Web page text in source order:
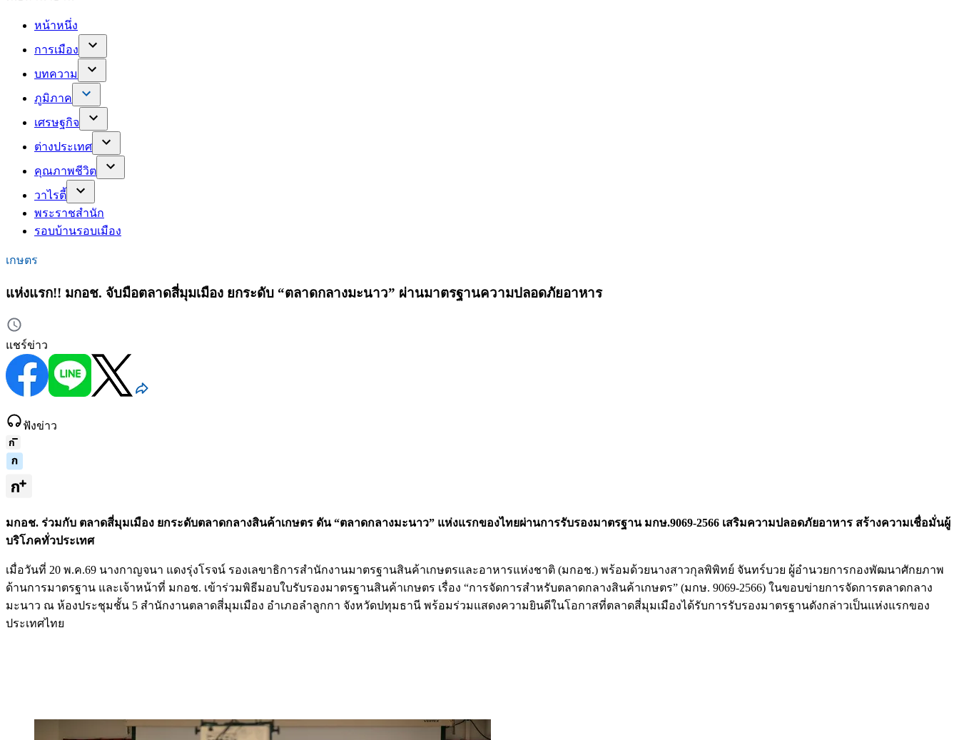
หน้าหนึ่ง
การเมือง
บทความ
ภูมิภาค
เศรษฐกิจ
ต่างประเทศ
คุณภาพชีวิต
วาไรตี้
พระราชสำนัก
รอบบ้านรอบเมือง
เกษตร
แห่งแรก!! มกอช. จับมือตลาดสี่มุมเมือง ยกระดับ “ตลาดกลางมะนาว” ผ่านมาตรฐานความปลอดภัยอาหาร
แชร์ข่าว
ฟังข่าว
มกอช. ร่วมกับ ตลาดสี่มุมเมือง ยกระดับตลาดกลางสินค้าเกษตร ดัน “ตลาดกลางมะนาว” แห่งแรกของไทยผ่านการรับรองมาตรฐาน มกษ.9069-2566 เสริมความปลอดภัยอาหาร สร้างความเชื่อมั่นผู้
บริโภคทั่วประเทศ
เมื่อวันที่ 20 พ.ค.69 นางกาญจนา แดงรุ่งโรจน์ รองเลขาธิการสำนักงานมาตรฐานสินค้าเกษตรและอาหารแห่งชาติ (มกอช.) พร้อมด้วยนางสาวกุลพิพิทย์ จันทร์บวย ผู้อำนวยการกองพัฒนาศักยภาพ
ด้านการมาตรฐาน และเจ้าหน้าที่ มกอช. เข้าร่วมพิธีมอบใบรับรองมาตรฐานสินค้าเกษตร เรื่อง “การจัดการสำหรับตลาดกลางสินค้าเกษตร” (มกษ. 9069-2566) ในขอบข่ายการจัดการตลาดกลาง
มะนาว ณ ห้องประชุมชั้น 5 สำนักงานตลาดสี่มุมเมือง อำเภอลำลูกกา จังหวัดปทุมธานี พร้อมร่วมแสดงความยินดีในโอกาสที่ตลาดสี่มุมเมืองได้รับการรับรองมาตรฐานดังกล่าวเป็นแห่งแรกของ
ประเทศไทย